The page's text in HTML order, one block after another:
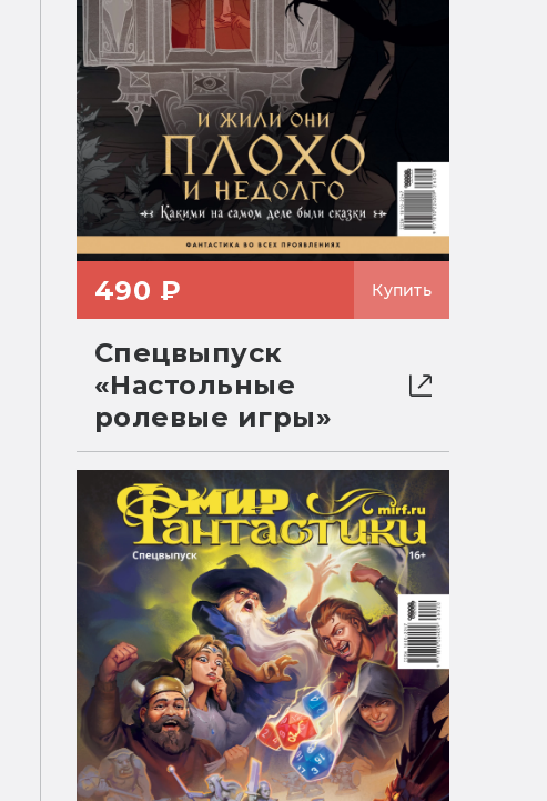
490 ₽ Купить
Спецвыпуск
«Настольные
ролевые игры»